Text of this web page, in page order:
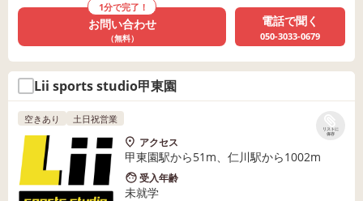
1分で完了！
お問い合わせ
（無料）
電話で聞く
050-3033-0679
Lii sports studio甲東園
リストに
保存
空きあり 土日祝営業
アクセス
甲東園駅から51m、仁川駅から1002m
受入年齢
未就学